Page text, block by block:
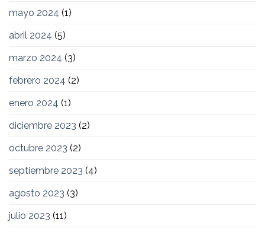
mayo 2024 (1)
abril 2024 (5)
marzo 2024 (3)
febrero 2024 (2)
enero 2024 (1)
diciembre 2023 (2)
octubre 2023 (2)
septiembre 2023 (4)
agosto 2023 (3)
julio 2023 (11)